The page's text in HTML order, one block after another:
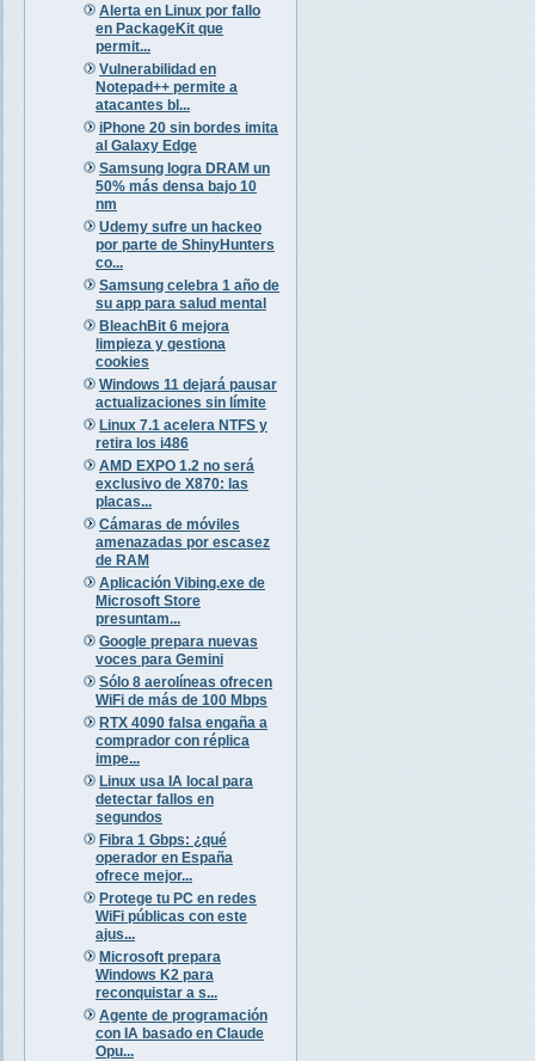
Alerta en Linux por fallo
en PackageKit que
permit...
Vulnerabilidad en
Notepad++ permite a
atacantes bl...
iPhone 20 sin bordes imita
al Galaxy Edge
Samsung logra DRAM un
50% más densa bajo 10
nm
Udemy sufre un hackeo
por parte de ShinyHunters
co...
Samsung celebra 1 año de
su app para salud mental
BleachBit 6 mejora
limpieza y gestiona
cookies
Windows 11 dejará pausar
actualizaciones sin límite
Linux 7.1 acelera NTFS y
retira los i486
AMD EXPO 1.2 no será
exclusivo de X870: las
placas...
Cámaras de móviles
amenazadas por escasez
de RAM
Aplicación Vibing.exe de
Microsoft Store
presuntam...
Google prepara nuevas
voces para Gemini
Sólo 8 aerolíneas ofrecen
WiFi de más de 100 Mbps
RTX 4090 falsa engaña a
comprador con réplica
impe...
Linux usa IA local para
detectar fallos en
segundos
Fibra 1 Gbps: ¿qué
operador en España
ofrece mejor...
Protege tu PC en redes
WiFi públicas con este
ajus...
Microsoft prepara
Windows K2 para
reconquistar a s...
Agente de programación
con IA basado en Claude
Opu...